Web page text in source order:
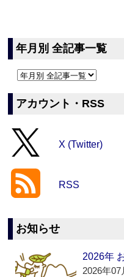
年月別 全記事一覧
アカウント・RSS
X (Twitter)
RSS
お知らせ
2026年
2026年07